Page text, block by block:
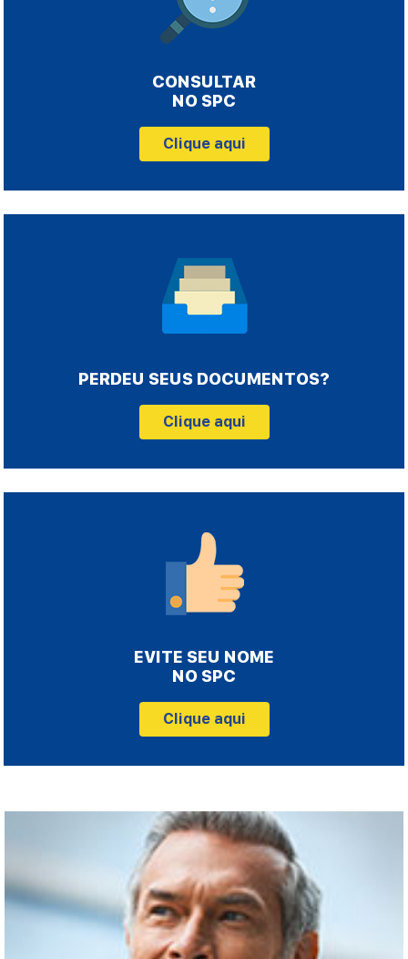
CONSULTAR
NO SPC
Clique aqui
PERDEU SEUS DOCUMENTOS?
Clique aqui
EVITE SEU NOME
NO SPC
Clique aqui